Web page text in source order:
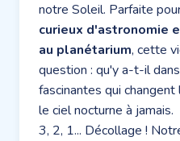
notre Soleil. Parfaite
curieux d'astronomie
au planétarium, cette
question : qu'y a-t-il
fascinantes qui
le ciel nocturne à jamais.
3, 2, 1... Décollage !